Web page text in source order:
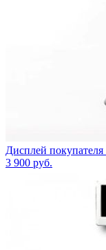
Дисплей
3 900 руб.